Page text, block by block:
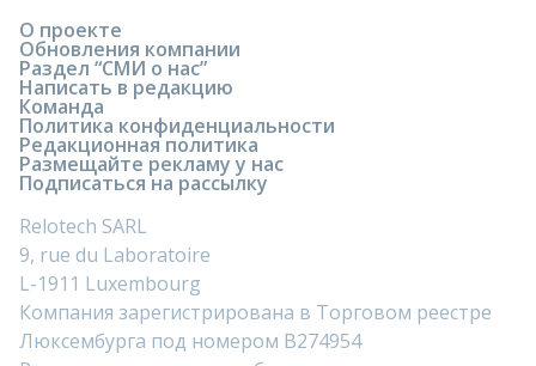
О проекте
Обновления компании
Раздел “СМИ о нас”
Написать в редакцию
Команда
Политика конфиденциальности
Редакционная политика
Размещайте рекламу у нас
Подписаться на рассылку
Relotech SARL
9, rue du Laboratoire
L-1911 Luxembourg
Компания зарегистрирована в Торговом реестре
Люксембурга под номером B274954